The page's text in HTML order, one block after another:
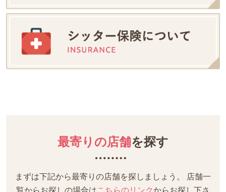
最寄りの店舗を探す
まずは下記から最寄りの店舗を探しましょう。
店舗一
覧からお探しの場合はこちらのリンクからお探し下さ